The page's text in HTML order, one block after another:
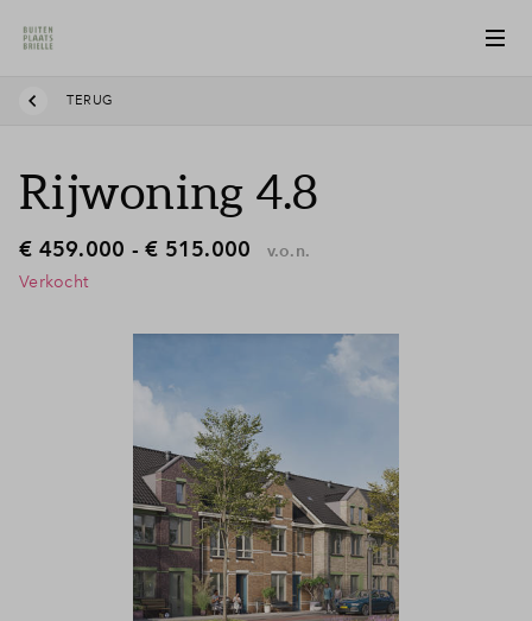
TERUG
Rijwoning 4.8
€ 459.000 - € 515.000
v.o.n.
Verkocht